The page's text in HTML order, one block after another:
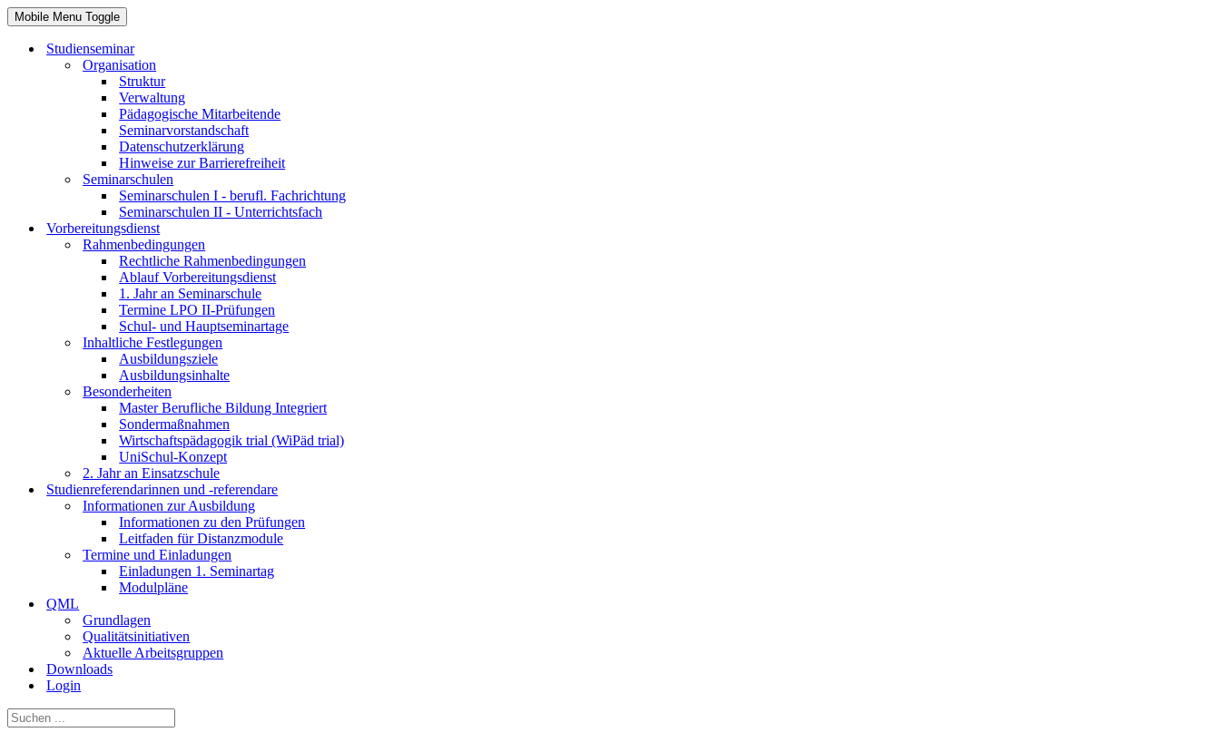
Mobile Menu Toggle
Studienseminar
Organisation
Struktur
Verwaltung
Pädagogische Mitarbeitende
Seminarvorstandschaft
Datenschutzerklärung
Hinweise zur Barrierefreiheit
Seminarschulen
Seminarschulen I - berufl. Fachrichtung
Seminarschulen II - Unterrichtsfach
Vorbereitungsdienst
Rahmenbedingungen
Rechtliche Rahmenbedingungen
Ablauf Vorbereitungsdienst
1. Jahr an Seminarschule
Termine LPO II-Prüfungen
Schul- und Hauptseminartage
Inhaltliche Festlegungen
Ausbildungsziele
Ausbildungsinhalte
Besonderheiten
Master Berufliche Bildung Integriert
Sondermaßnahmen
Wirtschaftspädagogik trial (WiPäd trial)
UniSchul-Konzept
2. Jahr an Einsatzschule
Studienreferendarinnen und -referendare
Informationen zur Ausbildung
Informationen zu den Prüfungen
Leitfaden für Distanzmodule
Termine und Einladungen
Einladungen 1. Seminartag
Modulpläne
QML
Grundlagen
Qualitätsinitiativen
Aktuelle Arbeitsgruppen
Downloads
Login